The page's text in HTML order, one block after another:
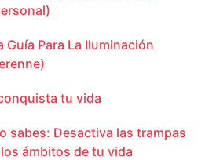
Guía Para La Iluminación
tu vida
sabes: Desactiva las trampas
ámbitos de tu vida